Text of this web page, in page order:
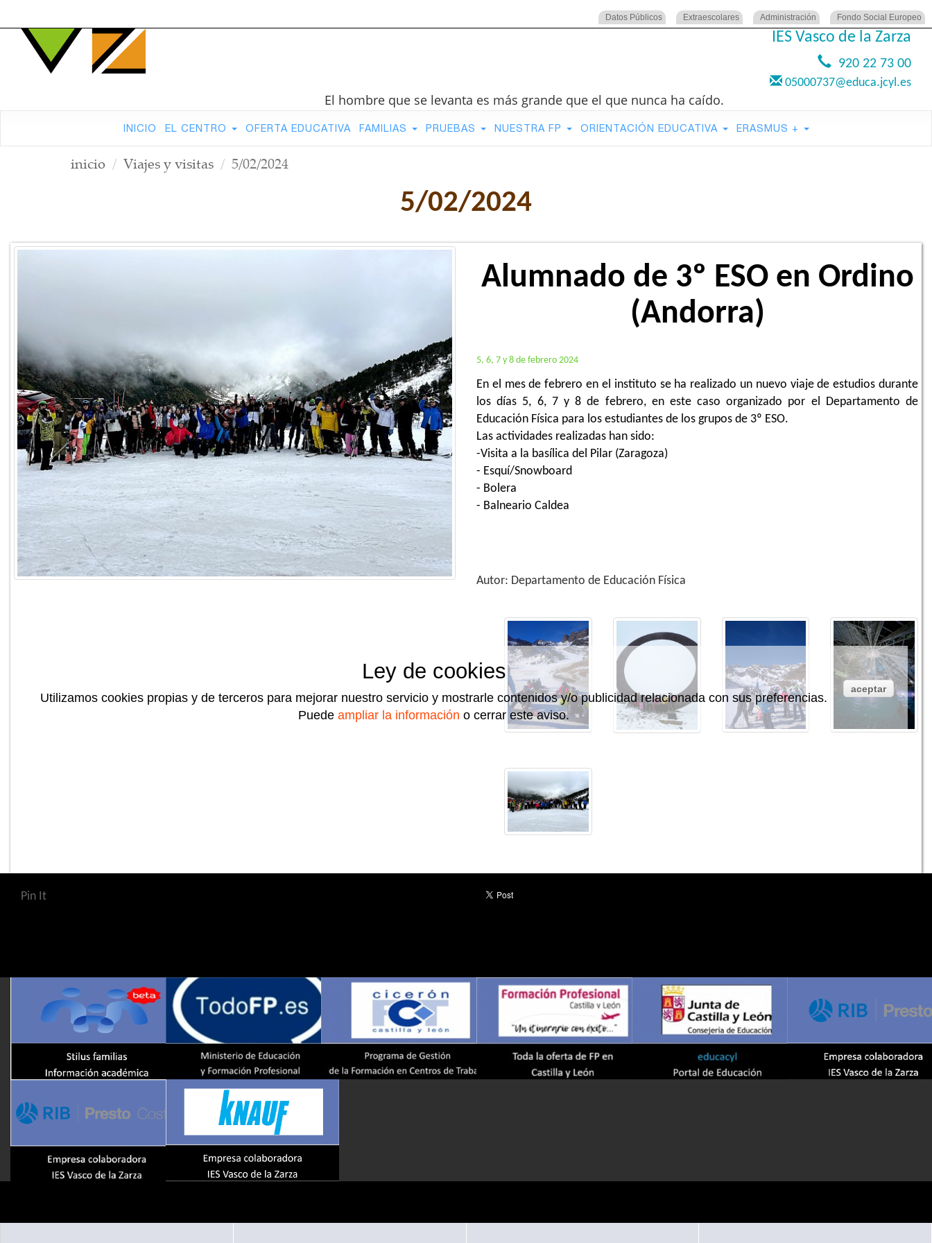
Datos Públicos Extraescolares Administración Fondo Social Europeo
IES Vasco de la Zarza
920 22 73 00
05000737@educa.jcyl.es
El hombre que se levanta es más grande que el que nunca ha caído.
INICIO EL CENTRO OFERTA EDUCATIVA FAMILIAS PRUEBAS NUESTRA FP ORIENTACIÓN EDUCATIVA ERASMUS +
inicio Viajes y visitas 5/02/2024
5/02/2024
Alumnado de 3º ESO en Ordino
(Andorra)
5, 6, 7 y 8 de febrero 2024
En el mes de febrero en el instituto se ha realizado un nuevo viaje de estudios durante
los días 5, 6, 7 y 8 de febrero, en este caso organizado por el Departamento de
Educación Física para los estudiantes de los grupos de 3º ESO.
Las actividades realizadas han sido:
-Visita a la basílica del Pilar (Zaragoza)
- Esquí/Snowboard
- Bolera
- Balneario Caldea
Autor: Departamento de Educación Física
Pin It
Ley de cookies
Utilizamos cookies propias y de terceros para mejorar nuestro servicio y mostrarle contenidos y/o publicidad relacionada con sus preferencias.
Puede ampliar la información o cerrar este aviso.
aceptar